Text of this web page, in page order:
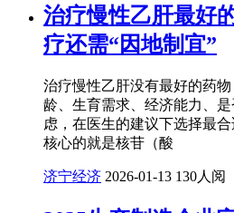
治疗慢性乙肝最好
疗还需“因地制宜”
治疗慢性乙肝没有最好的药
龄、生育需求、经济能力、
虑，在医生的建议下选择最
核心的就是核苷（酸
济宁经济 2026-01-13 130人阅